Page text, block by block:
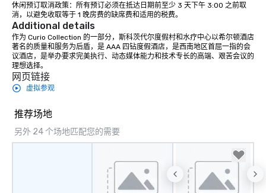
休闲预订取消政策：所有预订必须在抵达日期前至少 3 天下午 3:00 之前取
消，以避免收取等于 1 晚房费的缺席费和适用的税费。
Additional details
作为 Curio Collection 的一部分，斯科茨代尔度假村和水疗中心以希尔顿酒店
著名的质量和服务为后盾，是 AAA 四钻度假酒店，是西南地区首屈一指的会
议酒店，是举办要求完美执行、动态媒体能力和技术专长的高端、艰苦会议的
理想选择。
网页链接
虚拟参观
推荐场地
另外 24 个场地匹配您的需要